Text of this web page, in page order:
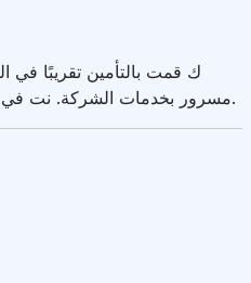
ك قمت بالتأمين تقريبًا في
مسرور بخدمات الشركة. نت في سفر إلى الخارج من أجل العمل.